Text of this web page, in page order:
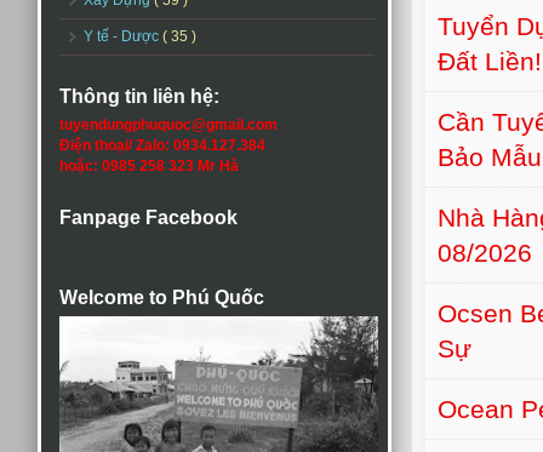
Y tế - Dược ( 35 )
Thông tin liên hệ:
tuyendungphuquoc@gmail.com
Điện thoại/ Zalo: 0934.127.384
hoặc: 0985 258 323 Mr Hà
Fanpage Facebook
Welcome to Phú Quốc
Tuyển
Đất
Cần
Bảo Mẫu
Nhà
08/2026
Ocsen
Sự
Ocean